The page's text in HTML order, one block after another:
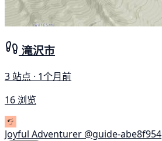
滝沢市
3 站点 · 1个月前
16 浏览
Joyful Adventurer @guide-abe8f954